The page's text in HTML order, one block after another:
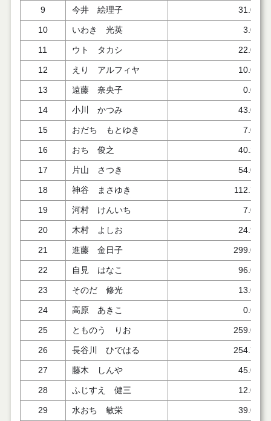
9 今井 絵理子 31.000
10 いわき 光英 3.000
11 ウト タカシ 22.000
12 えり アルフィヤ 10.000
13 遠藤 奈央子 0.000
14 小川 かつみ 43.000
15 おだち もとゆき 7.000
16 おち 俊之 40.248
17 片山 さつき 54.000
18 神谷 まさゆき 112.751
19 河村 けんいち 7.000
20 木村 よしお 24.923
21 進藤 金日子 299.000
22 自見 はなこ 96.000
23 そのだ 修光 13.000
24 高原 あきこ 0.000
25 とものう りお 259.000
26 長谷川 ひではる 254.758
27 藤木 しんや 45.000
28 ふじすえ 健三 12.000
29 水おち 敏栄 39.000